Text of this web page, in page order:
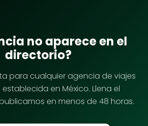
no aparece en el
directorio?
para cualquier agencia de viajes
en México. Llena el
en menos de 48 horas.